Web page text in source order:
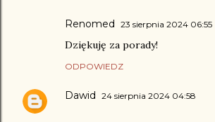
Renomed 23 sierpnia 2024 06:55
Dziękuję za porady!
ODPOWIEDZ
Dawid 24 sierpnia 2024 04:58